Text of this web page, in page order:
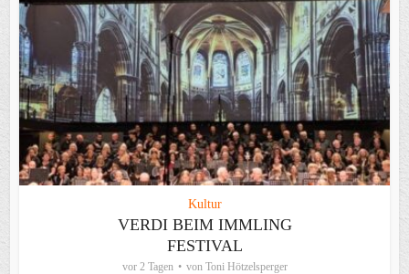
Kultur
VERDI BEIM IMMLING
FESTIVAL
vor 2 Tagen von Toni Hötzelsperger